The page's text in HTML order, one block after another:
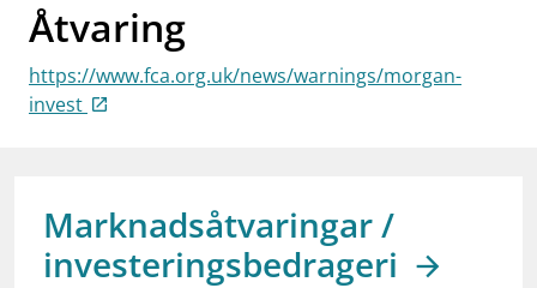
businessOm Finanstilsynet
mail_outlineKontakt oss
notifications_noneAbonner på nyhetsvarsel
Åtvaring
https://www.fca.org.uk/news/warnings/morgan-
invest
Marknadsåtvaringar /
investeringsbedrageri